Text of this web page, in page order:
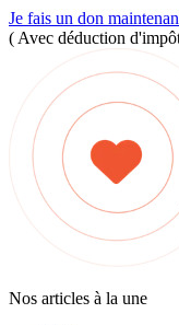
Je fais un don
( Avec déduction
Nos articles à la une